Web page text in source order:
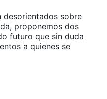
desorientados sobre
proponemos dos
futuro que sin duda
a quienes se